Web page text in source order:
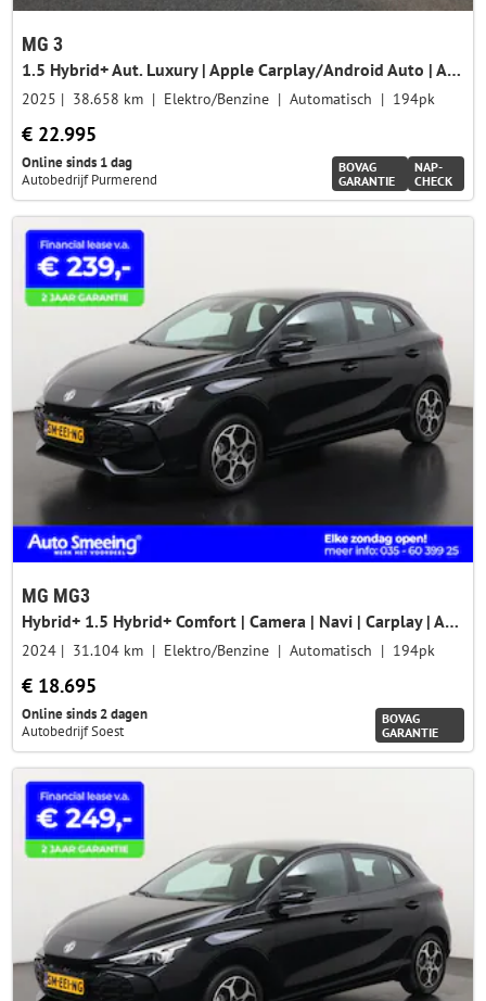
MG 3
1.5 Hybrid+ Aut. Luxury | Apple Carplay/Android Auto | Achteruitrijcamera | Cruise Control | Climate Control | Lichtmetalen Velgen |
2025 38.658 km Elektro/Benzine Automatisch 194pk
€ 22.995
Online sinds 1 dag
Autobedrijf Purmerend
BOVAG
GARANTIE
NAP-
CHECK
MG MG3
Hybrid+ 1.5 Hybrid+ Comfort | Camera | Navi | Carplay | ACC | Zondag Open!
2024 31.104 km Elektro/Benzine Automatisch 194pk
€ 18.695
Online sinds 2 dagen
Autobedrijf Soest
BOVAG
GARANTIE